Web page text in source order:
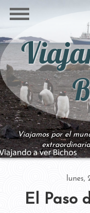
Viajamos por el
lunes,
El Paso